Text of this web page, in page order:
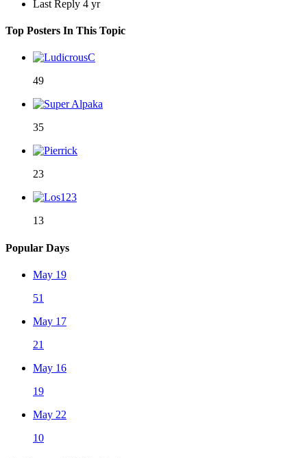
Last Reply 4 yr
Top Posters In This Topic
49
35
23
13
Popular Days
May 19
51
May 17
21
May 16
19
May 22
10